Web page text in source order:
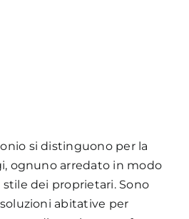
si distinguono per la
ognuno arredato in modo
dei proprietari. Sono
abitative per